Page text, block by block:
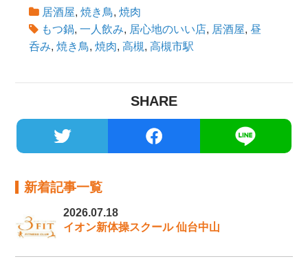
居酒屋,焼き鳥,焼肉
もつ鍋,一人飲み, 居心地のいい店, 居酒屋,昼
呑み,焼き鳥,焼肉,高槻,高槻市駅
SHARE
新着記事一覧
2026.07.18
イオン新体操スクール 仙台中山